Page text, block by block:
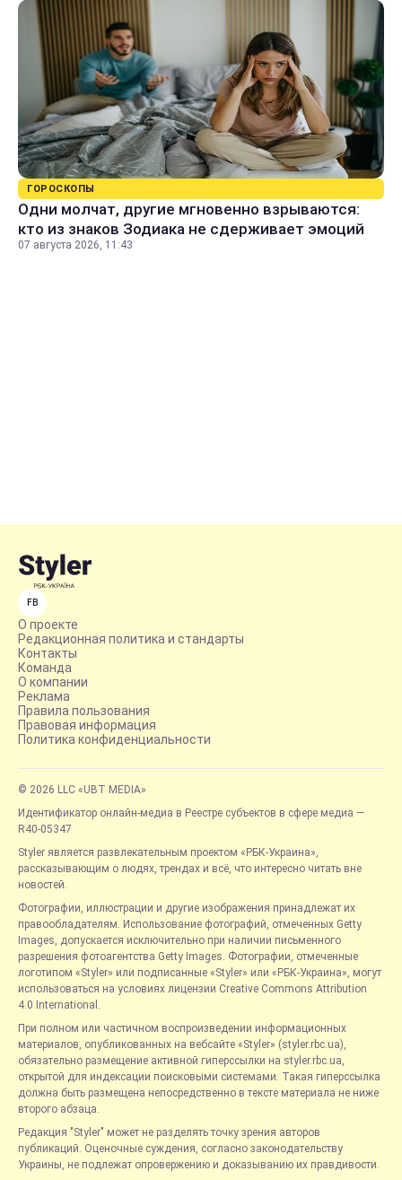
ГОРОСКОПЫ
Одни молчат, другие мгновенно взрываются:
кто из знаков Зодиака не сдерживает эмоций
07 августа 2026, 11:43
FB
О проекте
Редакционная политика и стандарты
Контакты
Команда
О компании
Реклама
Правила пользования
Правовая информация
Политика конфиденциальности
© 2026 LLC «UBT MEDIA»
Идентификатор онлайн-медиа в Реестре субъектов в сфере медиа —
R40-05347
Styler является развлекательным проектом «РБК-Украина»,
рассказывающим о людях, трендах и всё, что интересно читать вне
новостей.
Фотографии, иллюстрации и другие изображения принадлежат их
правообладателям. Использование фотографий, отмеченных Getty
Images, допускается исключительно при наличии письменного
разрешения фотоагентства Getty Images. Фотографии, отмеченные
логотипом «Styler» или подписанные «Styler» или «РБК-Украина», могут
использоваться на условиях лицензии Creative Commons Attribution
4.0 International.
При полном или частичном воспроизведении информационных
материалов, опубликованных на вебсайте «Styler» (styler.rbc.ua),
обязательно размещение активной гиперссылки на styler.rbc.ua,
открытой для индексации поисковыми системами. Такая гиперссылка
должна быть размещена непосредственно в тексте материала не ниже
второго абзаца.
Редакция "Styler" может не разделять точку зрения авторов
публикаций. Оценочные суждения, согласно законодательству
Украины, не подлежат опровержению и доказыванию их правдивости.